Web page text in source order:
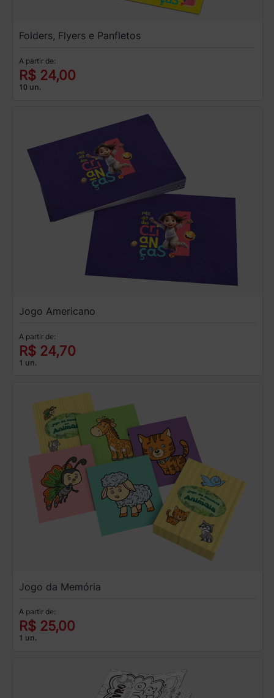
Folders, Flyers e Panfletos
A partir de:
R$ 24,00
10 un.
Jogo Americano
A partir de:
R$ 24,70
1 un.
Jogo da Memória
A partir de:
R$ 25,00
1 un.